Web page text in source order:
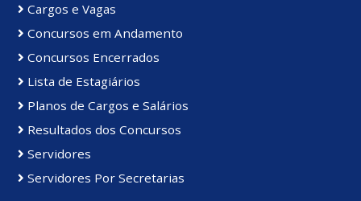
Cargos e Vagas
Concursos em Andamento
Concursos Encerrados
Lista de Estagiários
Planos de Cargos e Salários
Resultados dos Concursos
Servidores
Servidores Por Secretarias